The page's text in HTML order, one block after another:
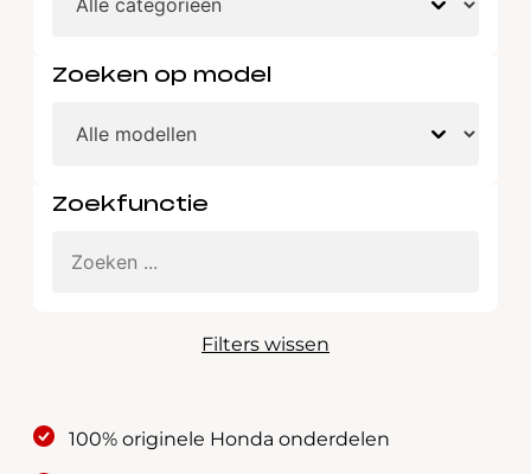
Zoeken op model
Zoekfunctie
Filters wissen
100% originele Honda onderdelen